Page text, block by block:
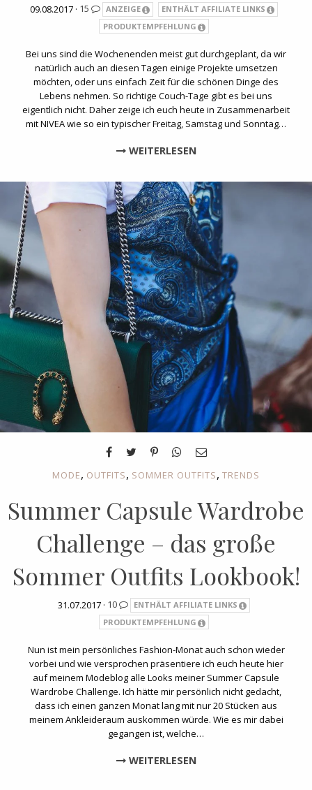
09.08.2017 · 15 ANZEIGE
ENTHÄLT AFFILIATE LINKS
PRODUKTEMPFEHLUNG
Bei uns sind die Wochenenden meist gut durchgeplant, da wir
natürlich auch an diesen Tagen einige Projekte umsetzen
möchten, oder uns einfach Zeit für die schönen Dinge des
Lebens nehmen. So richtige Couch-Tage gibt es bei uns
eigentlich nicht. Daher zeige ich euch heute in Zusammenarbeit
mit NIVEA wie so ein typischer Freitag, Samstag und Sonntag…
WEITERLESEN
MODE, OUTFITS, SOMMER OUTFITS, TRENDS
Summer Capsule Wardrobe
Challenge – das große
Sommer Outfits Lookbook!
31.07.2017 · 10
ENTHÄLT AFFILIATE LINKS
PRODUKTEMPFEHLUNG
Nun ist mein persönliches Fashion-Monat auch schon wieder
vorbei und wie versprochen präsentiere ich euch heute hier
auf meinem Modeblog alle Looks meiner Summer Capsule
Wardrobe Challenge. Ich hätte mir persönlich nicht gedacht,
dass ich einen ganzen Monat lang mit nur 20 Stücken aus
meinem Ankleideraum auskommen würde. Wie es mir dabei
gegangen ist, welche…
WEITERLESEN